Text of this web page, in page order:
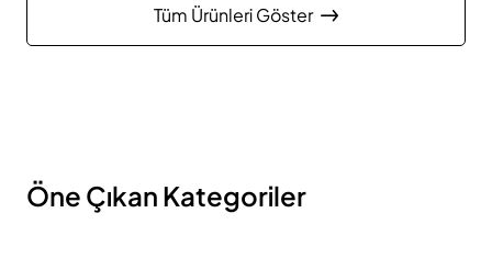
Tüm Ürünleri Göster
Öne Çıkan Kategoriler